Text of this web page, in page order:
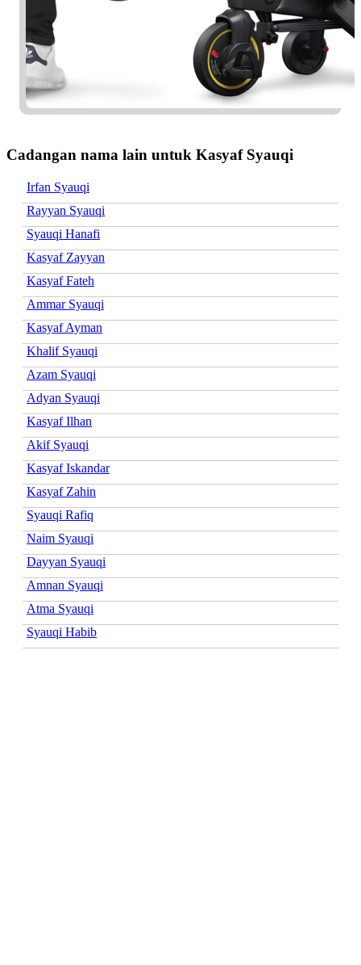
Cadangan nama lain untuk Kasyaf Syauqi
Irfan Syauqi
Rayyan Syauqi
Syauqi Hanafi
Kasyaf Zayyan
Kasyaf Fateh
Ammar Syauqi
Kasyaf Ayman
Khalif Syauqi
Azam Syauqi
Adyan Syauqi
Kasyaf Ilhan
Akif Syauqi
Kasyaf Iskandar
Kasyaf Zahin
Syauqi Rafiq
Naim Syauqi
Dayyan Syauqi
Amnan Syauqi
Atma Syauqi
Syauqi Habib